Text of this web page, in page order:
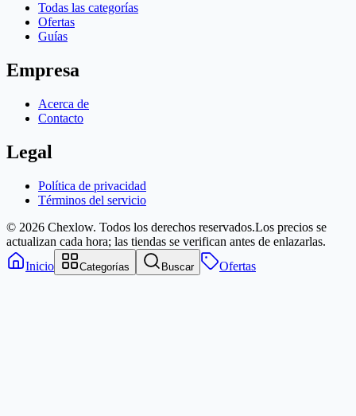
Todas las categorías
Ofertas
Guías
Empresa
Acerca de
Contacto
Legal
Política de privacidad
Términos del servicio
© 2026 Chexlow. Todos los derechos reservados.Los precios se
actualizan cada hora; las tiendas se verifican antes de enlazarlas.
Inicio
Categorías Buscar Ofertas